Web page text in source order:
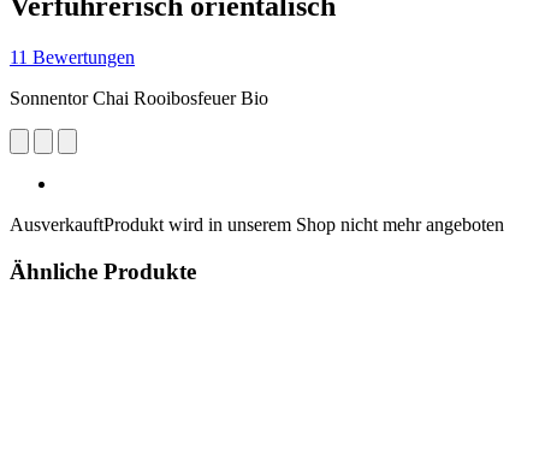
11 Bewertungen
Sonnentor Chai Rooibosfeuer Bio
AusverkauftProdukt wird in unserem Shop nicht mehr angeboten
Ähnliche Produkte